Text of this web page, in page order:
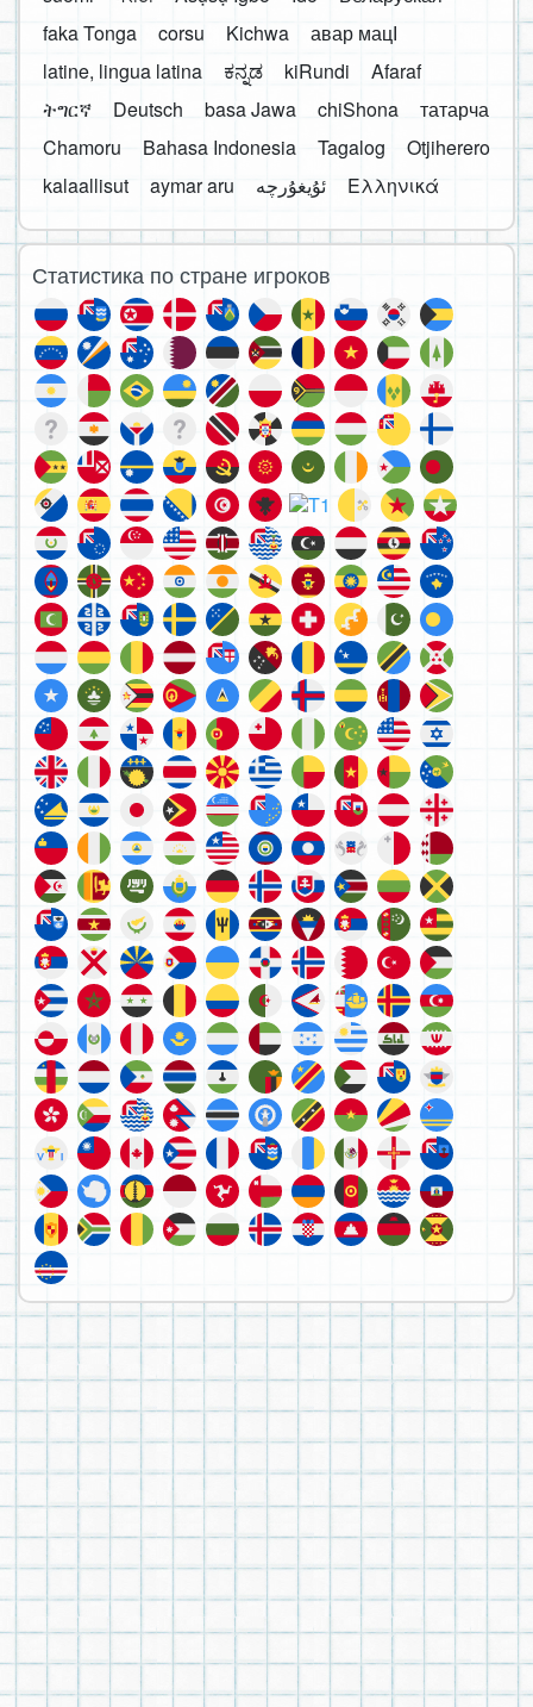
faka Tonga
corsu Kichwa
авар мацӀ
latine, lingua latina
ಕನ್ನಡ kiRundi
Afaraf
ትግርኛ
Deutsch basa Jawa chiShona
татарча
Chamoru
Bahasa Indonesia Tagalog
Otjiherero
kalaallisut
aymar aru Ελληνικά
Статистика по стране игроков